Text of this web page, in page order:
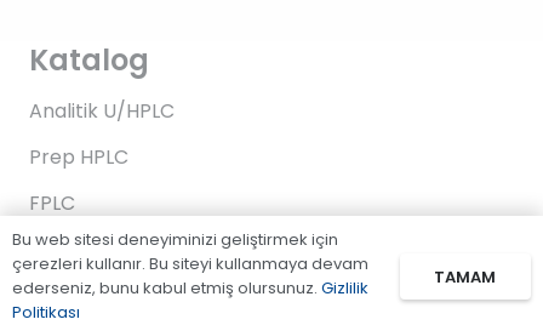
Katalog
Analitik U/HPLC
Prep HPLC
FPLC
Gaz Kromatografi
Standartlar/Reaktifler
Bu web sitesi deneyiminizi geliştirmek için
çerezleri kullanır. Bu siteyi kullanmaya devam
ederseniz, bunu kabul etmiş olursunuz. Gizlilik
Politikası
TAMAM